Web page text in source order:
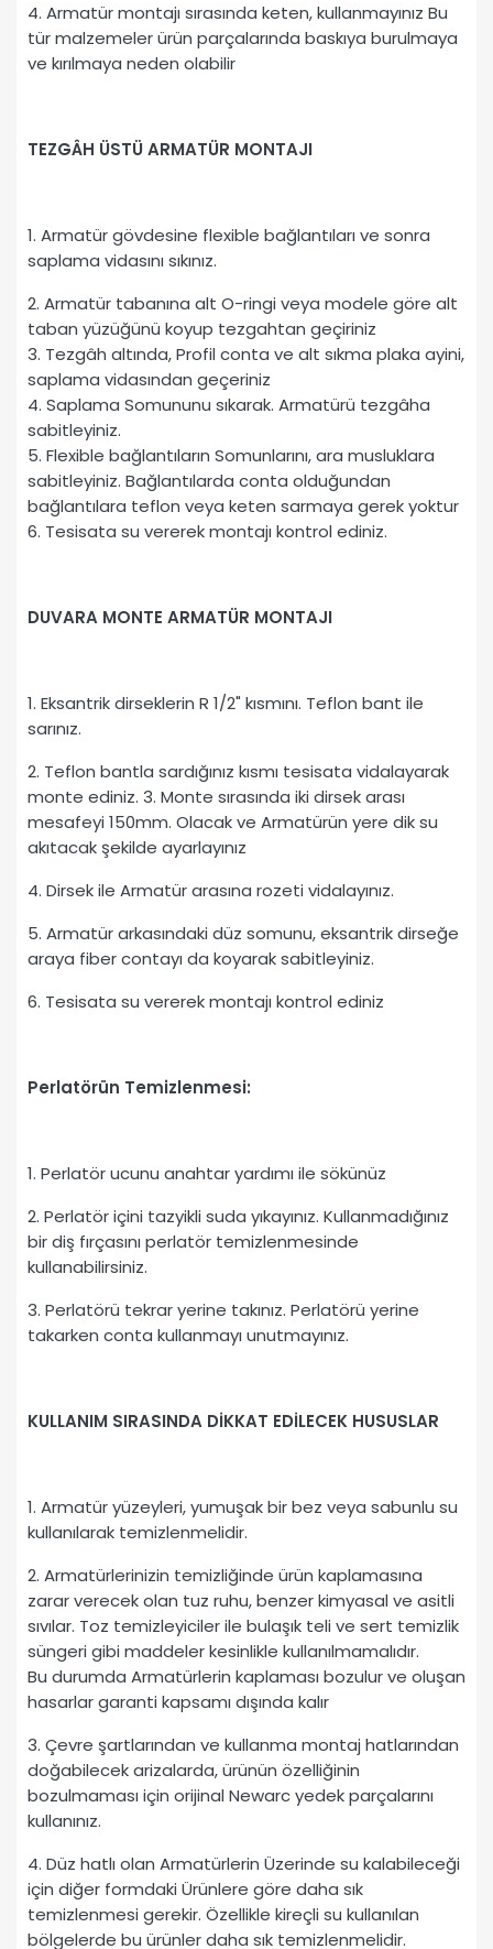
4. Armatür montajı sırasında keten, kullanmayınız Bu
tür malzemeler ürün parçalarında baskıya burulmaya
ve kırılmaya neden olabilir
TEZGÂH ÜSTÜ ARMATÜR MONTAJI
1. Armatür gövdesine flexible bağlantıları ve sonra
saplama vidasını sıkınız.
2. Armatür tabanına alt O-ringi veya modele göre alt
taban yüzüğünü koyup tezgahtan geçiriniz
3. Tezgâh altında, Profil conta ve alt sıkma plaka ayini,
saplama vidasından geçeriniz
4. Saplama Somununu sıkarak. Armatürü tezgâha
sabitleyiniz.
5. Flexible bağlantıların Somunlarını, ara musluklara
sabitleyiniz. Bağlantılarda conta olduğundan
bağlantılara teflon veya keten sarmaya gerek yoktur
6. Tesisata su vererek montajı kontrol ediniz.
DUVARA MONTE ARMATÜR MONTAJI
1. Eksantrik dirseklerin R 1/2" kısmını. Teflon bant ile
sarınız.
2. Teflon bantla sardığınız kısmı tesisata vidalayarak
monte ediniz. 3. Monte sırasında iki dirsek arası
mesafeyi 150mm. Olacak ve Armatürün yere dik su
akıtacak şekilde ayarlayınız
4. Dirsek ile Armatür arasına rozeti vidalayınız.
5. Armatür arkasındaki düz somunu, eksantrik dirseğe
araya fiber contayı da koyarak sabitleyiniz.
6. Tesisata su vererek montajı kontrol ediniz
Perlatörün Temizlenmesi:
1. Perlatör ucunu anahtar yardımı ile sökünüz
2. Perlatör içini tazyikli suda yıkayınız. Kullanmadığınız
bir diş fırçasını perlatör temizlenmesinde
kullanabilirsiniz.
3. Perlatörü tekrar yerine takınız. Perlatörü yerine
takarken conta kullanmayı unutmayınız.
KULLANIM SIRASINDA DİKKAT EDİLECEK HUSUSLAR
1. Armatür yüzeyleri, yumuşak bir bez veya sabunlu su
kullanılarak temizlenmelidir.
2. Armatürlerinizin temizliğinde ürün kaplamasına
zarar verecek olan tuz ruhu, benzer kimyasal ve asitli
sıvılar. Toz temizleyiciler ile bulaşık teli ve sert temizlik
süngeri gibi maddeler kesinlikle kullanılmamalıdır.
Bu durumda Armatürlerin kaplaması bozulur ve oluşan
hasarlar garanti kapsamı dışında kalır
3. Çevre şartlarından ve kullanma montaj hatlarından
doğabilecek arizalarda, ürünün özelliğinin
bozulmaması için orijinal Newarc yedek parçalarını
kullanınız.
4. Düz hatlı olan Armatürlerin Üzerinde su kalabileceği
için diğer formdaki Ürünlere göre daha sık
temizlenmesi gerekir. Özellikle kireçli su kullanılan
bölgelerde bu ürünler daha sık temizlenmelidir.